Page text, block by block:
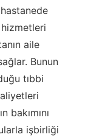
hizmetleri
aile
Bunun
tıbbi
bakımını
işbirliği